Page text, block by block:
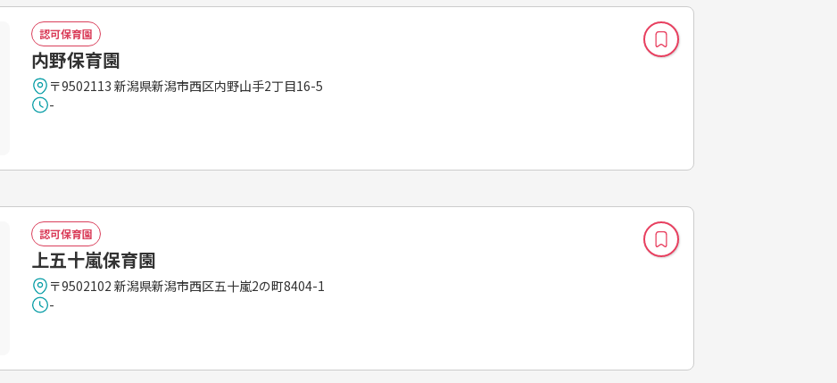
認可保育園
内野保育園
〒9502113 新潟県新潟市西区内野山手2丁目16-5
-
認可保育園
上五十嵐保育園
〒9502102 新潟県新潟市西区五十嵐2の町8404-1
-